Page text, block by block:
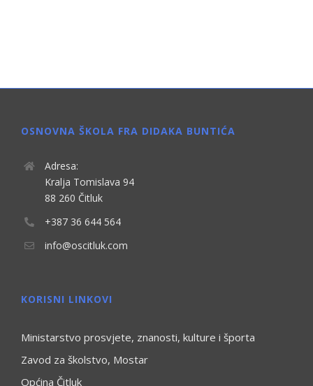
OSNOVNA ŠKOLA FRA DIDAKA BUNTIĆA
Adresa:
Kralja Tomislava 94
88 260 Čitluk
+387 36 644 564
info@oscitluk.com
KORISNI LINKOVI
Ministarstvo prosvjete, znanosti, kulture i športa
Zavod za školstvo, Mostar
Općina Čitluk